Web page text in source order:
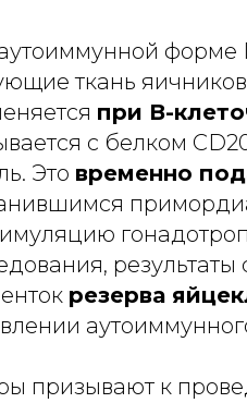
ткань
при В-
с белком
Это временно
резерва
призывают к